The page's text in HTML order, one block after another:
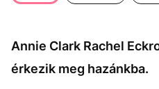
Annie Clark Rachel
érkezik meg hazánkba.